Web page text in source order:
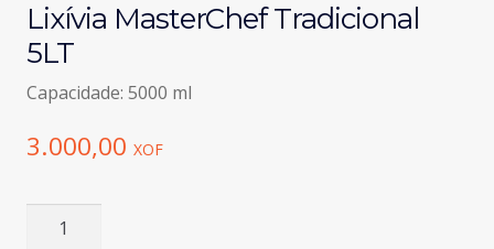
Lixívia MasterChef Tradicional
5LT
Capacidade: 5000 ml
3.000,00 XOF
Quantidade